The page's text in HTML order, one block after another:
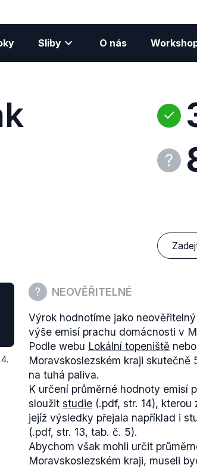
Sliby O nás
4.
NEOVĚŘITELNÉ
Výrok hodnotíme jako
výše emisí prachu domácnosti v
Podle webu Lokální topeniště
Moravskoslezském kraji
na tuhá paliva.
K určení průměrné hodnoty emisí
sloužit studie (.pdf, str. 14),
jejíž výsledky přejala například i
(.pdf, str. 13, tab. č. 5).
Abychom však mohli určit
Moravskoslezském kraji, museli